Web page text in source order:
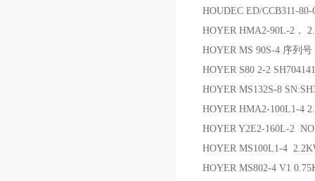
HOUDEC ED/CCB311-
HOYER HMA2-90L-2，
HOYER MS 90S-4 序列号
HOYER S80 2-2
HOYER MS132S-8
HOYER HMA2-100L1-4
HOYER Y2E2-160L-2
HOYER MS100L1-4
HOYER MS802-4 V1